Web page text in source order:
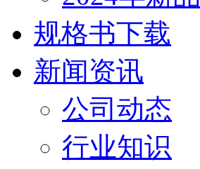
规格书下载
新闻资讯
公司动态
行业知识